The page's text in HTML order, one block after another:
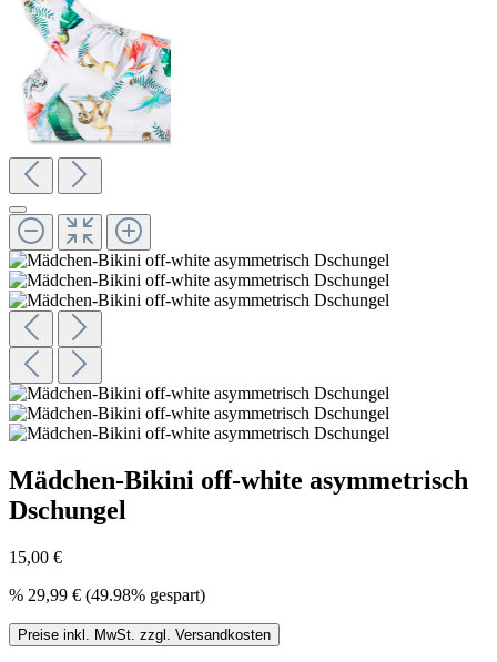
Mädchen-Bikini off-white asymmetrisch
Dschungel
15,00 €
% 29,99 € (49.98% gespart)
Preise inkl. MwSt. zzgl. Versandkosten